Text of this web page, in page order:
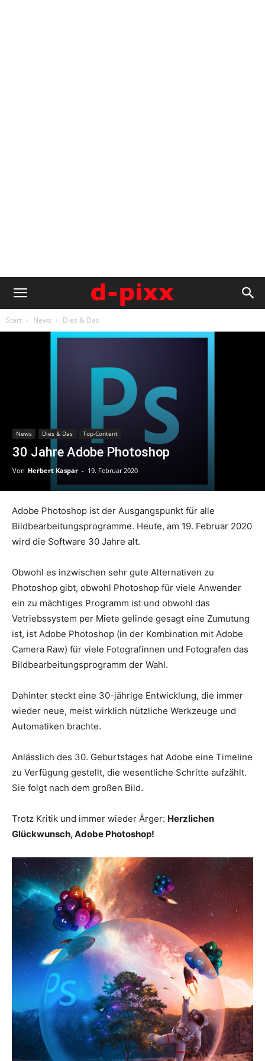
Start News Dies & Das
News Dies & Das Top-Content
30 Jahre Adobe Photoshop
Von Herbert Kaspar - 19. Februar 2020
Adobe Photoshop ist der Ausgangspunkt für alle
Bildbearbeitungsprogramme. Heute, am 19. Februar 2020
wird die Software 30 Jahre alt.
Obwohl es inzwischen sehr gute Alternativen zu
Photoshop gibt, obwohl Photoshop für viele Anwender
ein zu mächtiges Programm ist und obwohl das
Vetriebssystem per Miete gelinde gesagt eine Zumutung
ist, ist Adobe Photoshop (in der Kombination mit Adobe
Camera Raw) für viele Fotografinnen und Fotografen das
Bildbearbeitungsprogramm der Wahl.
Dahinter steckt eine 30-jährige Entwicklung, die immer
wieder neue, meist wirklich nützliche Werkzeuge und
Automatiken brachte.
Anlässlich des 30. Geburtstages hat Adobe eine Timeline
zu Verfügung gestellt, die wesentliche Schritte aufzählt.
Sie folgt nach dem großen Bild.
Trotz Kritik und immer wieder Ärger: Herzlichen
Glückwunsch, Adobe Photoshop!